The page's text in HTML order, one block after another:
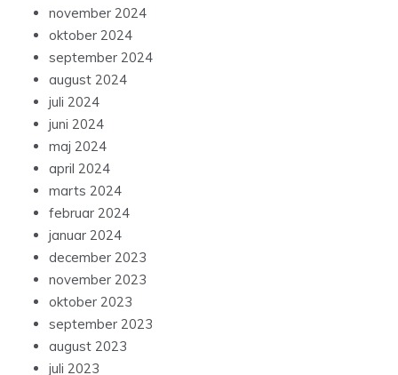
november 2024
oktober 2024
september 2024
august 2024
juli 2024
juni 2024
maj 2024
april 2024
marts 2024
februar 2024
januar 2024
december 2023
november 2023
oktober 2023
september 2023
august 2023
juli 2023